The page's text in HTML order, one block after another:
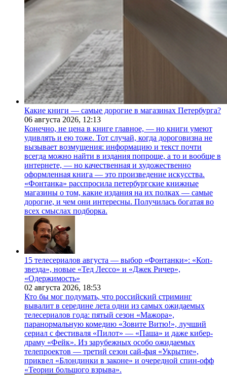
Какие книги — самые дорогие в магазинах Петербурга?
06 августа 2026, 12:13
Конечно, не цена в книге главное, — но книги умеют
удивлять и ею тоже. Тот случай, когда дороговизна не
вызывает возмущения: информацию и текст почти
всегда можно найти в издания попроще, а то и вообще в
интернете, — но качественная и художественно
оформленная книга — это произведение искусства.
«Фонтанка» расспросила петербургские книжные
магазины о том, какие издания на их полках — самые
дорогие, и чем они интересны. Получилась богатая во
всех смыслах подборка.
15 телесериалов августа — выбор «Фонтанки»: «Коп-
звезда», новые «Тед Лессо» и «Джек Ричер»,
«Одержимость»
02 августа 2026, 18:53
Кто бы мог подумать, что российский стриминг
вывалит в середине лета одни из самых ожидаемых
телесериалов года: пятый сезон «Мажора»,
паранормальную комедию «Зовите Витю!», лучший
сериал с фестиваля «Пилот» — «Паша» и даже кибер-
драму «Фейк». Из зарубежных особо ожидаемых
телепроектов — третий сезон сай-фая «Укрытие»,
приквел «Блондинки в законе» и очередной спин-офф
«Теории большого взрыва».